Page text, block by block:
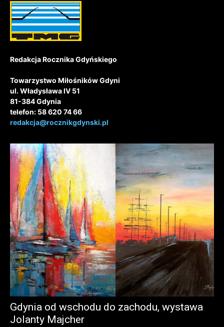
Redakcja Rocznika Gdyńskiego
Towarzystwo Miłośników Gdyni
ul. Władysława IV 51
81-384 Gdynia
telefon: 58 620 74 66
redakcja@rocznikgdynski.pl
Gdynia od wschodu do zachodu, wystawa
Jolanty Majcher